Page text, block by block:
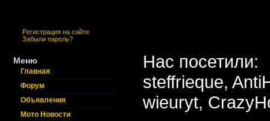
Регистрация на сайте
Забыли пароль?
Меню
Главная
Форум
Объявления
Мото Новости
Нас посетили:
steffrieque,
wieuryt,